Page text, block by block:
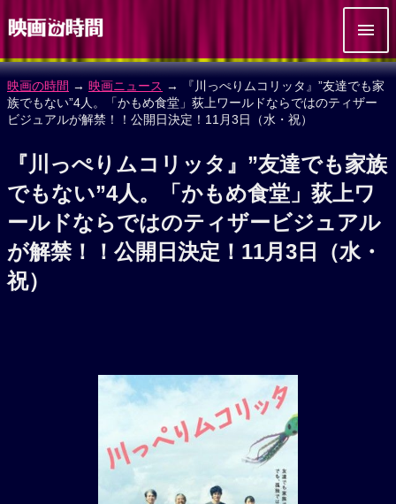
映画の時間 → 映画ニュース → 『川っぺりムコリッタ』”友達でも家
族でもない”4人。「かもめ食堂」荻上ワールドならではのティザー
ビジュアルが解禁！！公開日決定！11月3日（水・祝）
『川っぺりムコリッタ』”友達でも家族
でもない”4人。「かもめ食堂」荻上ワ
ールドならではのティザービジュアル
が解禁！！公開日決定！11月3日（水・
祝）